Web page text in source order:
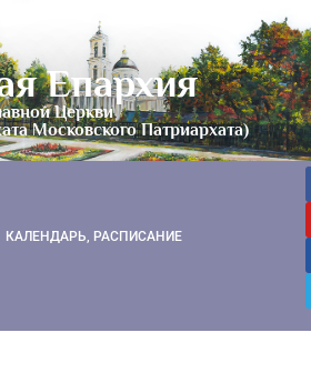
Епархия
Церкви
Московского Патриархата)
КАЛЕНДАРЬ, РАСПИСАНИЕ